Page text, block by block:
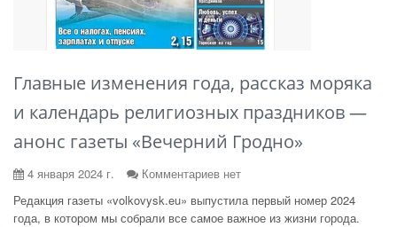
Главные изменения года, рассказ моряка
и календарь религиозных праздников —
анонс газеты «Вечерний Гродно»
4 января 2024 г.
Комментариев нет
Редакция газеты «volkovysk.eu» выпустила первый номер 2024
года, в котором мы собрали все самое важное из жизни города.